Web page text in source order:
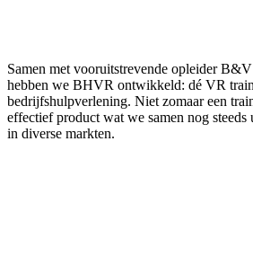
Samen met vooruitstrevende opleider
hebben we BHVR ontwikkeld: dé VR
bedrijfshulpverlening. Niet zomaar een
effectief product wat we samen nog steeds
in diverse markten.